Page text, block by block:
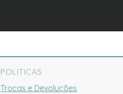
POLITICAS
Trocas e Devoluções